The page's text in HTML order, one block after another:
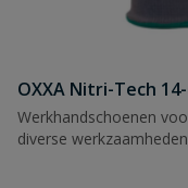
OXXA Nitri-Tech
Werkhandschoenen
diverse